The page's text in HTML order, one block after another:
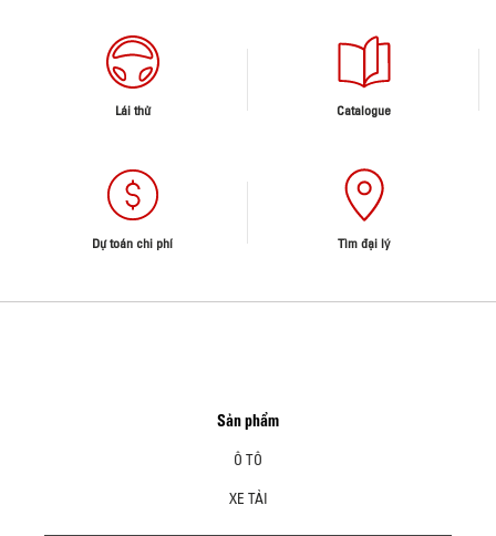
Lái thử Catalogue
Dự toán chi phí Tìm đại lý
Sản phẩm
Ô TÔ
XE TẢI